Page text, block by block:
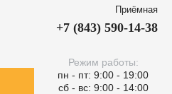
Приёмная
+7 (843) 590-14-38
Режим работы:
пн - пт: 9:00 - 19:00
сб - вс: 9:00 - 14:00